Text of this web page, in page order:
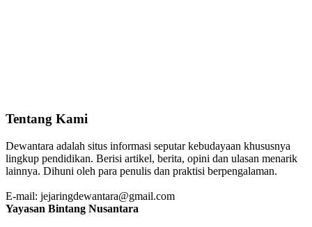
Tentang Kami
Dewantara adalah situs informasi seputar kebudayaan khususnya
lingkup pendidikan. Berisi artikel, berita, opini dan ulasan menarik
lainnya. Dihuni oleh para penulis dan praktisi berpengalaman.
E-mail: jejaringdewantara@gmail.com
Yayasan Bintang Nusantara